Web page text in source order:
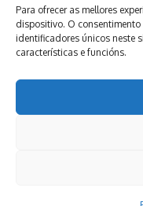
Para ofrecer as mellores
dispositivo. O
identificadores únicos neste
características e funcións.